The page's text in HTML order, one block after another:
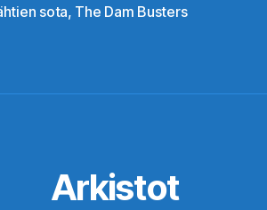
sota, The Dam Busters
Arkistot